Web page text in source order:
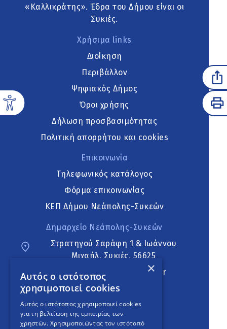
«Καλλικράτης». Έδρα του Δήμου είναι οι
Συκιές.
Χρήσιμα links
Διοίκηση
Περιβάλλον
Ψηφιακός Δήμος
Όροι χρήσης
Δήλωση προσβασιμότητας
Πολιτική απορρήτου και cookies
Επικοινωνία
Τηλεφωνικός κατάλογος
Φόρμα επικοινωνίας
ΚΕΠ Δήμου Νεάπολης-Συκεών
Δημαρχείο Νεάπολης-Συκεών
Στρατηγού Σαράφη 1 & Ιωάννου
Μιχαήλ, Συκιές, 56625
neapoli.sykies@ddt.gov.gr
Ακολουθήστε
×
Αυτός ο ιστότοπος
χρησιμοποιεί cookies
Αυτός ο ιστότοπος χρησιμοποιεί cookies
για τη βελτίωση της εμπειρίας των
χρηστών. Χρησιμοποιώντας τον ιστότοπό